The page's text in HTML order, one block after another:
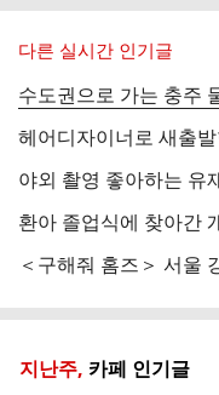
다른 실시간 인기글
헤어디자이너로 새출
야외 촬영 좋아하는 유
환아 졸업식에 찾아간
지난주, 카페 인기글